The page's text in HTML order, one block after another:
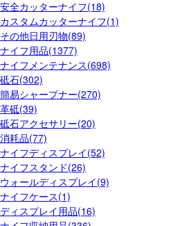
安全カッターナイフ(18)
カスタムカッターナイフ(1)
その他日用刃物(89)
ナイフ用品(1377)
ナイフメンテナンス(698)
砥石(302)
簡易シャープナー(270)
革砥(39)
砥石アクセサリー(20)
消耗品(77)
ナイフディスプレイ(52)
ナイフスタンド(26)
ウォールディスプレイ(9)
ナイフケース(1)
ディスプレイ用品(16)